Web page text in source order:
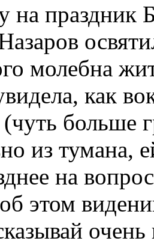
на праздник
молебна
как
больше
из тумана,
на
об этом